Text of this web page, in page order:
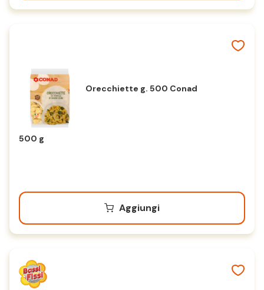
Orecchiette g. 500 Conad
500 g
Aggiungi